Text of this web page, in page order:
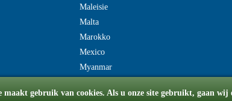
maakt gebruik van cookies. Als u onze site gebruikt, gaan
Maleisie
Malta
Marokko
Mexico
Myanmar
© Copyright 2008-2026 flydriverondreis.be